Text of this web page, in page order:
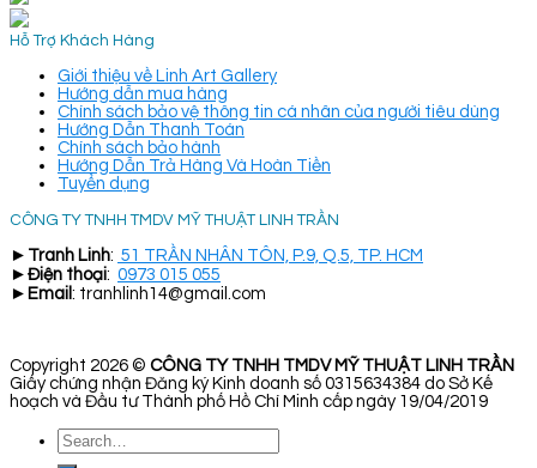
Hỗ Trợ Khách Hàng
Giới thiệu về Linh Art Gallery
Hướng dẫn mua hàng
Chính sách bảo vệ thông tin cá nhân của người tiêu dùng
Hướng Dẫn Thanh Toán
Chính sách bảo hành
Hướng Dẫn Trả Hàng Và Hoàn Tiền
Tuyển dụng
CÔNG TY TNHH TMDV MỸ THUẬT LINH TRẦN
► Tranh Linh: 51 TRẦN NHÂN TÔN, P.9, Q.5, TP. HCM
► Điện thoại: 0973 015 055
► Email : tranhlinh14@gmail.com
Copyright 2026 © CÔNG TY TNHH TMDV MỸ THUẬT LINH TRẦN
Giấy chứng nhận Đăng ký Kinh doanh số 0315634384 do Sở Kế
hoạch và Đầu tư Thành phố Hồ Chí Minh cấp ngày 19/04/2019
Search
for: